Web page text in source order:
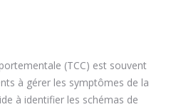
(TCC) est souvent
à gérer les symptômes de la
à identifier les schémas de